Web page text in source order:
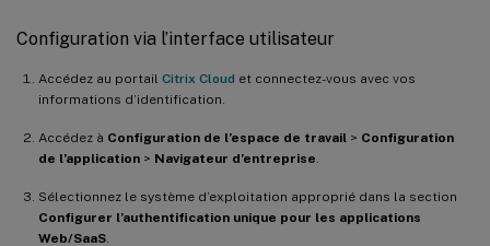
"def.com"
]
}
]
]
,
Configuration via l’interface utilisateur
Accédez au portail Citrix Cloud et connectez-vous avec vos
informations d’identification.
Accédez à Configuration de l’espace de travail > Configuration
de l’application > Navigateur d’entreprise
Sélectionnez le système d’exploitation approprié dans la section
Configurer l’authentification unique pour les applications
Web/SaaS